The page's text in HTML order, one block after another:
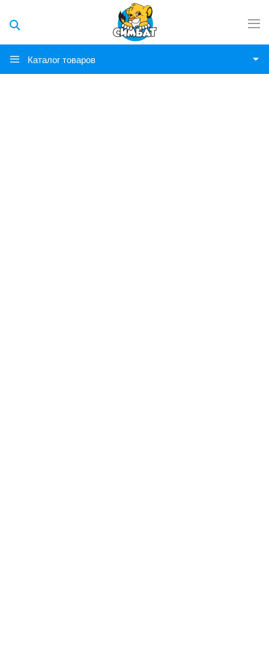
Каталог товаров